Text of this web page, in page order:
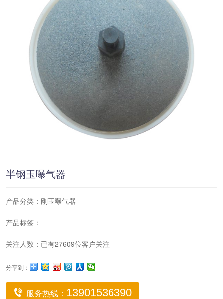
半钢玉曝气器
产品分类： 刚玉曝气器
产品标签：
关注人数：已有27609位客户关注
分享到：
服务热线： 13901536390